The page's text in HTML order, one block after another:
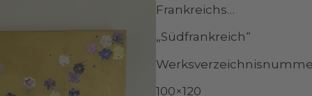
Frankreichs…
„Südfrankreich“
100×120